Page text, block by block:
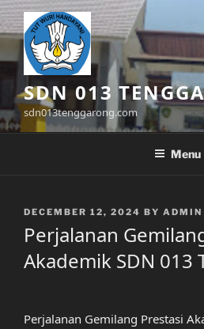
Skip
to
content
SDN 013
sdn013tenggarong.com
Menu
POSTED
DECEMBER 12, 2024 BY ADMIN
Perjalanan
Akademik SDN 013
Perjalanan Gemilang Prestasi